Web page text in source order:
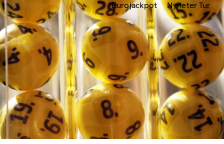
Eurojackpot Nyheter Tur